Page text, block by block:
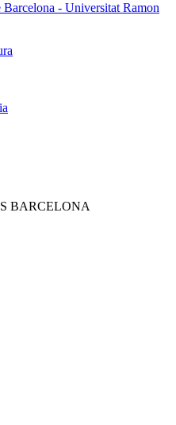
- Universitat Ramon
BARCELONA